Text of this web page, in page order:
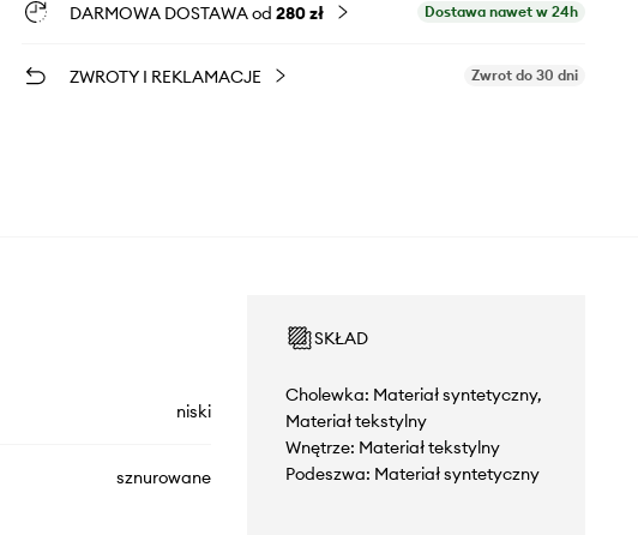
DARMOWA DOSTAWA od 280 zł Dostawa nawet w 24h
ZWROTY I REKLAMACJE Zwrot do 30 dni
niski
sznurowane
SKŁAD
Cholewka: Materiał syntetyczny,
Materiał tekstylny
Wnętrze: Materiał tekstylny
Podeszwa: Materiał syntetyczny